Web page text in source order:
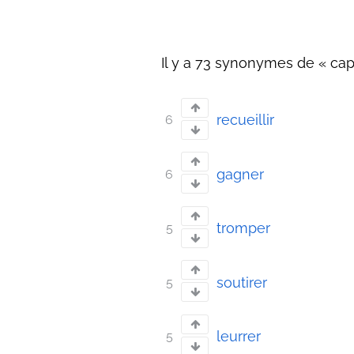
Il y a 73 synonymes de «
6 recueillir
6 gagner
5 tromper
5 soutirer
5 leurrer